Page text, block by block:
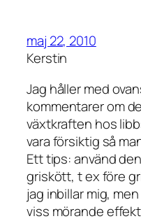
maj 22, 2010
Kerstin
Jag håller med
kommentarer om
växtkraften hos
vara försiktig så
Ett tips: använd
griskött, t ex före
jag inbillar mig,
viss mörande